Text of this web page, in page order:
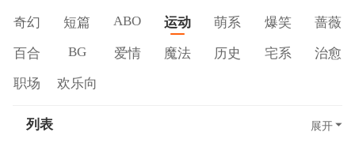
奇幻 短篇 ABO 运动 萌系 爆笑 蔷薇
百合 BG 爱情 魔法 历史 宅系 治愈
职场 欢乐向
列表 展开